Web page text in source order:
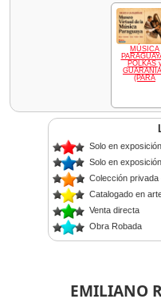
EMILIANO
MÚSICA
POLKAS
(PARA
Solo en
Solo en
Colección privada
Catalogado en
Venta directa
Obra Robada